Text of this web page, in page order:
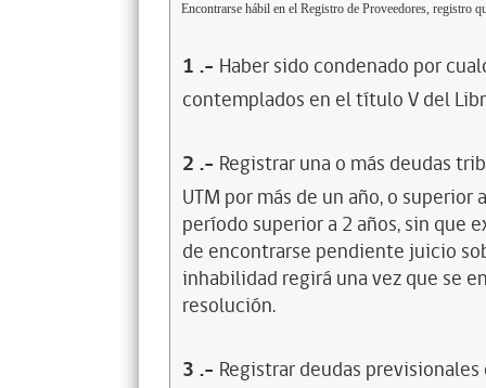
Encontrarse hábil en el Registro de Proveedores, registro
1 .- Haber sido condenado por
contemplados en el título V del
2 .- Registrar una o más deudas
UTM por más de un año, o
período superior a 2 años, sin que
de encontrarse pendiente juicio
inhabilidad regirá una vez que se
resolución.
3 .- Registrar deudas